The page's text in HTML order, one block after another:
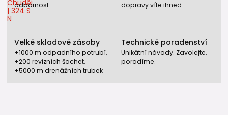
odbornost.
dopravy víte ihned.
Velké skladové zásoby
+1000 m odpadního potrubí,
+200 revizních šachet,
+5000 m drenážních trubek
Technické poradenství
Unikátní návody. Zavolejte,
poradíme.